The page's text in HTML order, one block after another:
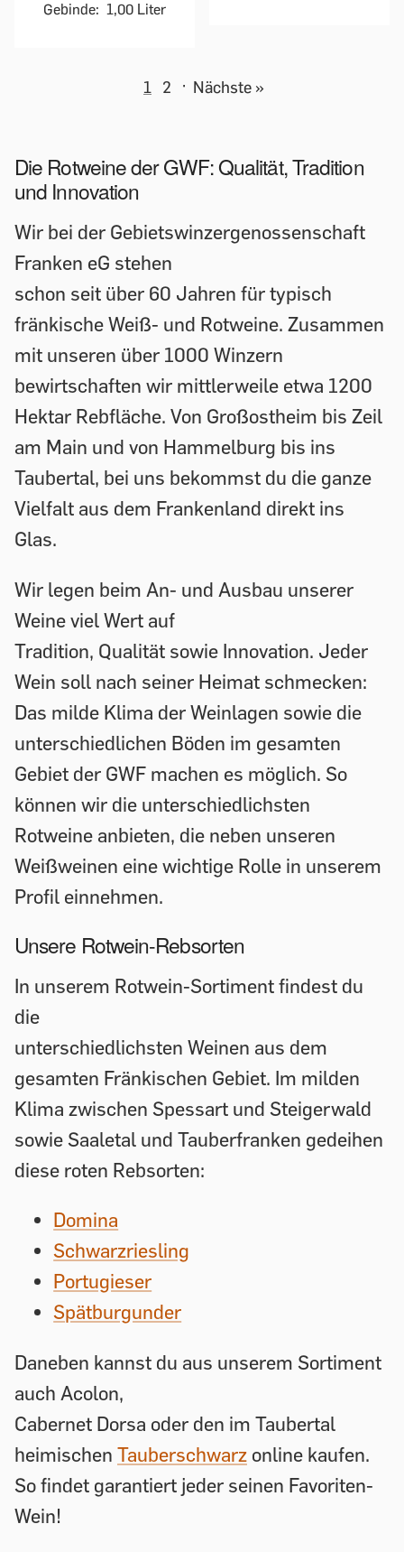
Gebinde: 1,00 Liter
1 2 · Nächste »
Die Rotweine der GWF: Qualität, Tradition
und Innovation
Wir bei der Gebietswinzergenossenschaft
Franken eG stehen
schon seit über 60 Jahren für typisch
fränkische Weiß- und Rotweine. Zusammen
mit unseren über 1000 Winzern
bewirtschaften wir mittlerweile etwa 1200
Hektar Rebfläche. Von Großostheim bis Zeil
am Main und von Hammelburg bis ins
Taubertal, bei uns bekommst du die ganze
Vielfalt aus dem Frankenland direkt ins
Glas.
Wir legen beim An- und Ausbau unserer
Weine viel Wert auf
Tradition, Qualität sowie Innovation. Jeder
Wein soll nach seiner Heimat schmecken:
Das milde Klima der Weinlagen sowie die
unterschiedlichen Böden im gesamten
Gebiet der GWF machen es möglich. So
können wir die unterschiedlichsten
Rotweine anbieten, die neben unseren
Weißweinen eine wichtige Rolle in unserem
Profil einnehmen.
Unsere Rotwein-Rebsorten
In unserem Rotwein-Sortiment findest du
die
unterschiedlichsten Weinen aus dem
gesamten Fränkischen Gebiet. Im milden
Klima zwischen Spessart und Steigerwald
sowie Saaletal und Tauberfranken gedeihen
diese roten Rebsorten:
Domina
Schwarzriesling
Portugieser
Spätburgunder
Daneben kannst du aus unserem Sortiment
auch Acolon,
Cabernet Dorsa oder den im Taubertal
heimischen Tauberschwarz online kaufen.
So findet garantiert jeder seinen Favoriten-
Wein!